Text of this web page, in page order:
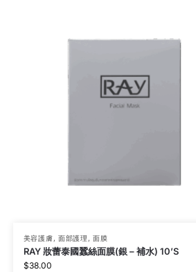
美容護膚, 面部護理 ,面膜
RAY 妝蕾泰國蠶絲面膜(銀 – 補水) 10’S
$38.00